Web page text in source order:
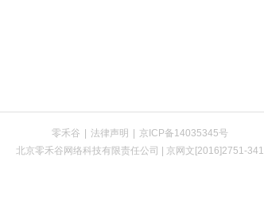
零禾谷 法律声明
京ICP备14035345号
北京零禾谷网络科技有限责任公司 | 京网文[2016]2751-341